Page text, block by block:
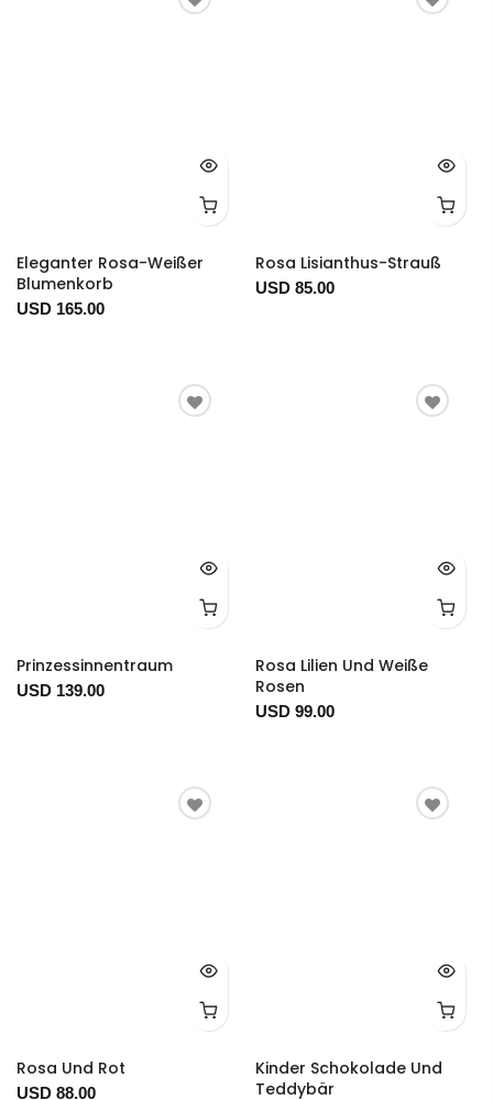
Eleganter Rosa-Weißer
Blumenkorb
USD 165.00
Rosa Lisianthus-Strauß
USD 85.00
Prinzessinnentraum
USD 139.00
Rosa Lilien Und Weiße
Rosen
USD 99.00
Rosa Und Rot
USD 88.00
Kinder Schokolade Und
Teddybär